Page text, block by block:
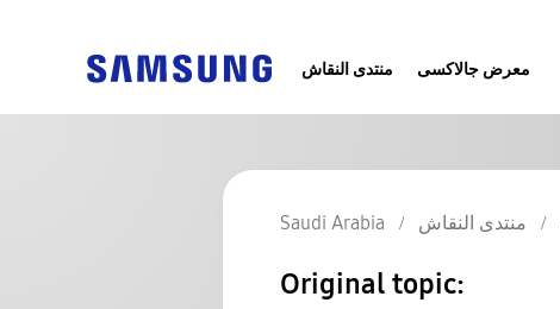
منتدى النقاش معرض جالاكسى
Saudi Arabia منتدى النقاش
Original topic: